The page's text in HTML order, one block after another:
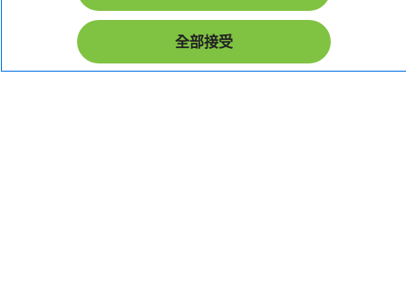
本網站提供之安全支付：
全部接受